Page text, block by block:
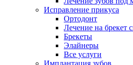
Исправление прикуса
Ортодонт
Лечение на брекет
Брекеты
Элайнеры
Все услуги
Имплантация зубов